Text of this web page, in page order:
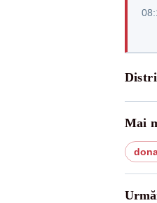
Mai